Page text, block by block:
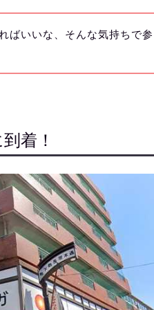
ばいいな、そんな気持ちで参
着！